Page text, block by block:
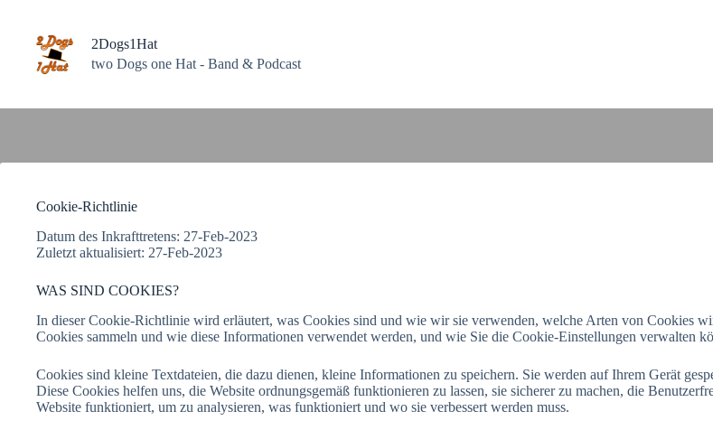
springen
2Dogs1Hat
two Dogs one Hat - Band & Podcast
Cookie-Richtlinie
Datum des Inkrafttretens: 27-Feb-2023
Zuletzt aktualisiert: 27-Feb-2023
WAS SIND COOKIES?
In dieser Cookie-Richtlinie wird erläutert, was Cookies sind und wie wir sie verwenden, welche Arten von Cookies
Cookies sammeln und wie diese Informationen verwendet werden, und wie Sie die Cookie-Einstellungen verwalten
Cookies sind kleine Textdateien, die dazu dienen, kleine Informationen zu speichern. Sie werden auf Ihrem Gerät
Diese Cookies helfen uns, die Website ordnungsgemäß funktionieren zu lassen, sie sicherer zu machen, die
Website funktioniert, um zu analysieren, was funktioniert und wo sie verbessert werden muss.